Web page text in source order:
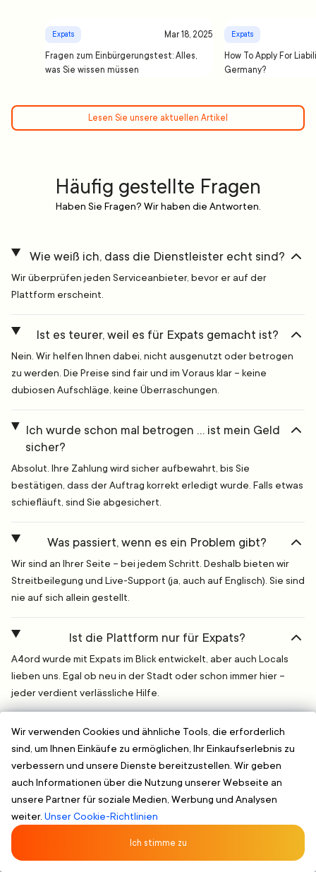
Expats Mar 18, 2025
Fragen zum Einbürgerungstest: Alles,
was Sie wissen müssen
Expats
How To Apply For
Germany?
Lesen Sie unsere aktuellen Artikel
Häufig gestellte Fragen
Haben Sie Fragen? Wir haben die Antworten.
Wie weiß ich, dass die Dienstleister echt sind?
Wir überprüfen jeden Serviceanbieter, bevor er auf der
Plattform erscheint.
Ist es teurer, weil es für Expats gemacht ist?
Nein. Wir helfen Ihnen dabei, nicht ausgenutzt oder betrogen
zu werden. Die Preise sind fair und im Voraus klar – keine
dubiosen Aufschläge, keine Überraschungen.
Ich wurde schon mal betrogen … ist mein Geld
sicher?
Absolut. Ihre Zahlung wird sicher aufbewahrt, bis Sie
bestätigen, dass der Auftrag korrekt erledigt wurde. Falls etwas
schiefläuft, sind Sie abgesichert.
Was passiert, wenn es ein Problem gibt?
Wir sind an Ihrer Seite – bei jedem Schritt. Deshalb bieten wir
Streitbeilegung und Live-Support (ja, auch auf Englisch). Sie sind
nie auf sich allein gestellt.
Ist die Plattform nur für Expats?
A4ord wurde mit Expats im Blick entwickelt, aber auch Locals
lieben uns. Egal ob neu in der Stadt oder schon immer hier –
jeder verdient verlässliche Hilfe.
Englisch, Deutsch, Russisch Vorab verifizierte Serviceanbieter
Worauf warten Sie? Finden Sie
einen zuverlässigen Services
Near You Fast
Compare. Auswählen. Buchen. It's that easy.
Wir verwenden Cookies und ähnliche Tools, die erforderlich
sind, um Ihnen Einkäufe zu ermöglichen, Ihr Einkaufserlebnis zu
verbessern und unsere Dienste bereitzustellen. Wir geben
auch Informationen über die Nutzung unserer Webseite an
unsere Partner für soziale Medien, Werbung und Analysen
weiter. Unser Cookie-Richtlinien
Ich stimme zu